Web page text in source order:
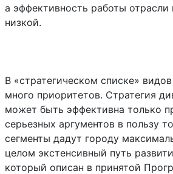
а эффективность работы отрасли
низкой.
В «стратегическом списке»
много приоритетов. Стратегия
может быть эффективна только
серьезных аргументов в пользу
сегменты дадут городу
целом экстенсивный путь
который описан в принятой